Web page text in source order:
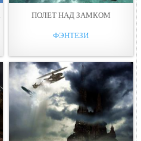
ПОЛЕТ НАД ЗАМКОМ
ФЭНТЕЗИ